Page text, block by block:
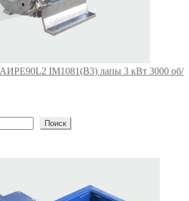
АИРЕ90L2 IM1081(B3) лапы 3 кВт 3000 об/
Поиск